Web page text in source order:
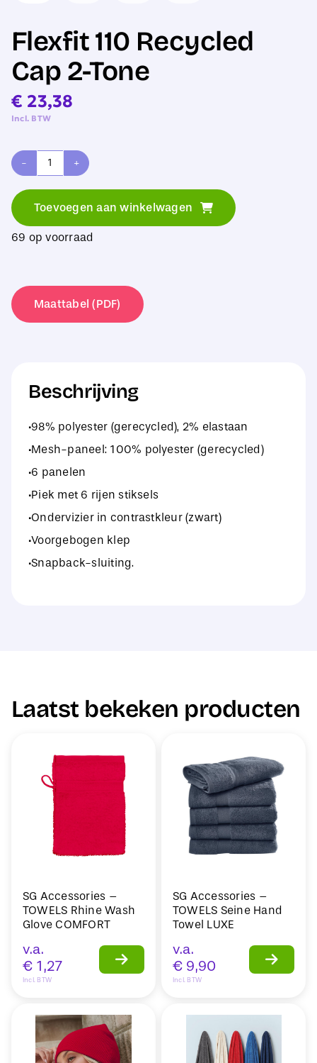
Flexfit 110 Recycled
Cap 2-Tone
€ 23,38
Incl. BTW
Flexfit
Recycled
Cap
Tone
aantal
Toevoegen aan winkelwagen
69 op voorraad
Maattabel (PDF)
Beschrijving
·98% polyester (gerecycled), 2% elastaan
·Mesh-paneel: 100% polyester (gerecycled)
·6 panelen
·Piek met 6 rijen stiksels
·Ondervizier in contrastkleur (zwart)
·Voorgebogen klep
·Snapback-sluiting.
Laatst bekeken producten
SG Accessories –
TOWELS Rhine Wash
Glove COMFORT
v.a.
€ 1,27
Incl. BTW
SG Accessories –
TOWELS Seine Hand
Towel LUXE
v.a.
€ 9,90
Incl. BTW